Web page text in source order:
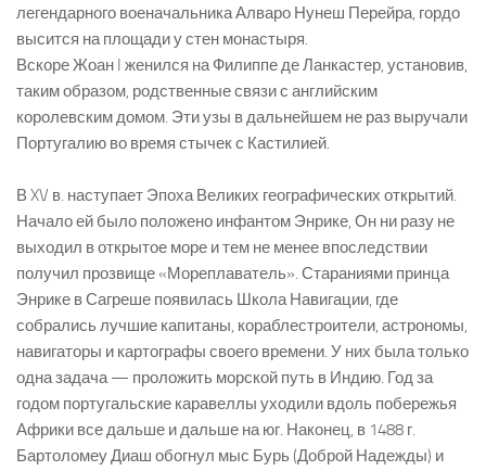
легендарного военачальника Алваро Нунеш Перейра, гордо
высится на площади у стен монастыря.
Вскоре Жоан I женился на Филиппе де Ланкастер, установив,
таким образом, родственные связи с английским
королевским домом. Эти узы в дальнейшем не раз выручали
Португалию во время стычек с Кастилией.
В XV в. наступает Эпоха Великих географических открытий.
Начало ей было положено инфантом Энрике, Он ни разу не
выходил в открытое море и тем не менее впоследствии
получил прозвище «Мореплаватель». Стараниями принца
Энрике в Сагреше появилась Школа Навигации, где
собрались лучшие капитаны, кораблестроители, астрономы,
навигаторы и картографы своего времени. У них была только
одна задача — проложить морской путь в Индию. Год за
годом португальские каравеллы уходили вдоль побережья
Африки все дальше и дальше на юг. Наконец, в 1488 г.
Бартоломеу Диаш обогнул мыс Бурь (Доброй Надежды) и